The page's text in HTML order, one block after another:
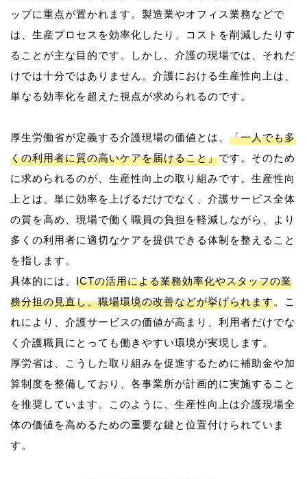
ップに重点が置かれます。製造業やオフィス業務などで
は、生産プロセスを効率化したり、コストを削減したりす
ることが主な目的です。しかし、介護の現場では、それだ
けでは十分ではありません。介護における生産性向上は、
単なる効率化を超えた視点が求められるのです。
厚生労働省が定義する介護現場の価値とは、 「一人でも多
くの利用者に質の高いケアを届けること」です。そのため
に求められるのが、生産性向上の取り組みです。生産性向
上とは、単に効率を上げるだけでなく、介護サービス全体
の質を高め、現場で働く職員の負担を軽減しながら、より
多くの利用者に適切なケアを提供できる体制を整えること
を指します。
具体的には、 ICTの活用による業務効率化やスタッフの業
務分担の見直し、職場環境の改善などが挙げられます。こ
れにより、介護サービスの価値が高まり、利用者だけでな
く介護職員にとっても働きやすい環境が実現します。
厚労省は、こうした取り組みを促進するために補助金や加
算制度を整備しており、各事業所が計画的に実施すること
を推奨しています。このように、生産性向上は介護現場全
体の価値を高めるための重要な鍵と位置付けられていま